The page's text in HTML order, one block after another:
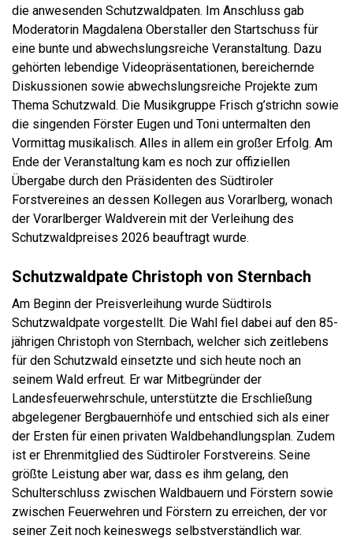
die anwesenden Schutzwaldpaten. Im Anschluss gab
Moderatorin Magdalena Oberstaller den Startschuss für
eine bunte und abwechslungsreiche Veranstaltung. Dazu
gehörten lebendige Videopräsentationen, bereichernde
Diskussionen sowie abwechslungsreiche Projekte zum
Thema Schutzwald. Die Musikgruppe Frisch g’strichn sowie
die singenden Förster Eugen und Toni untermalten den
Vormittag musikalisch. Alles in allem ein großer Erfolg. Am
Ende der Veranstaltung kam es noch zur offiziellen
Übergabe durch den Präsidenten des Südtiroler
Forstvereines an dessen Kollegen aus Vorarlberg, wonach
der Vorarlberger Waldverein mit der Verleihung des
Schutzwaldpreises 2026 beauftragt wurde.
Schutzwaldpate Christoph von Sternbach
Am Beginn der Preisverleihung wurde Südtirols
Schutzwaldpate vorgestellt. Die Wahl fiel dabei auf den 85-
jährigen Christoph von Sternbach, welcher sich zeitlebens
für den Schutzwald einsetzte und sich heute noch an
seinem Wald erfreut. Er war Mitbegründer der
Landesfeuerwehrschule, unterstützte die Erschließung
abgelegener Bergbauernhöfe und entschied sich als einer
der Ersten für einen privaten Waldbehandlungsplan. Zudem
ist er Ehrenmitglied des Südtiroler Forstvereins. Seine
größte Leistung aber war, dass es ihm gelang, den
Schulterschluss zwischen Waldbauern und Förstern sowie
zwischen Feuerwehren und Förstern zu erreichen, der vor
seiner Zeit noch keineswegs selbstverständlich war.